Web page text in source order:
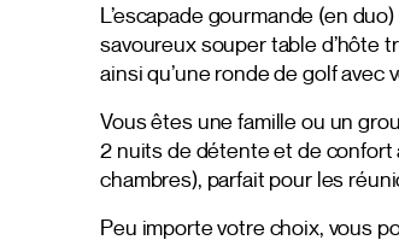
L’escapade gourmande (en
savoureux souper table d’hôte
ainsi qu’une ronde de golf
Vous êtes une famille ou un
2 nuits de détente et de confort
chambres), parfait pour les
Peu importe votre choix, vous